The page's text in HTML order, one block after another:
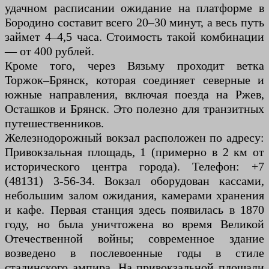
удачном расписании ожидание на платформе в
Бородино составит всего 20–30 минут, а весь путь
займет 4–4,5 часа. Стоимость такой комбинации
— от 400 рублей.
Кроме того, через Вязьму проходит ветка
Торжок–Брянск, которая соединяет северные и
южные направления, включая поезда на Ржев,
Осташков и Брянск. Это полезно для транзитных
путешественников.
Железнодорожный вокзал расположен по адресу:
Привокзальная площадь, 1 (примерно в 2 км от
исторического центра города). Телефон: +7
(48131) 3-56-34. Вокзал оборудован кассами,
небольшим залом ожидания, камерами хранения
и кафе. Первая станция здесь появилась в 1870
году, но была уничтожена во время Великой
Отечественной войны; современное здание
возведено в послевоенные годы в стиле